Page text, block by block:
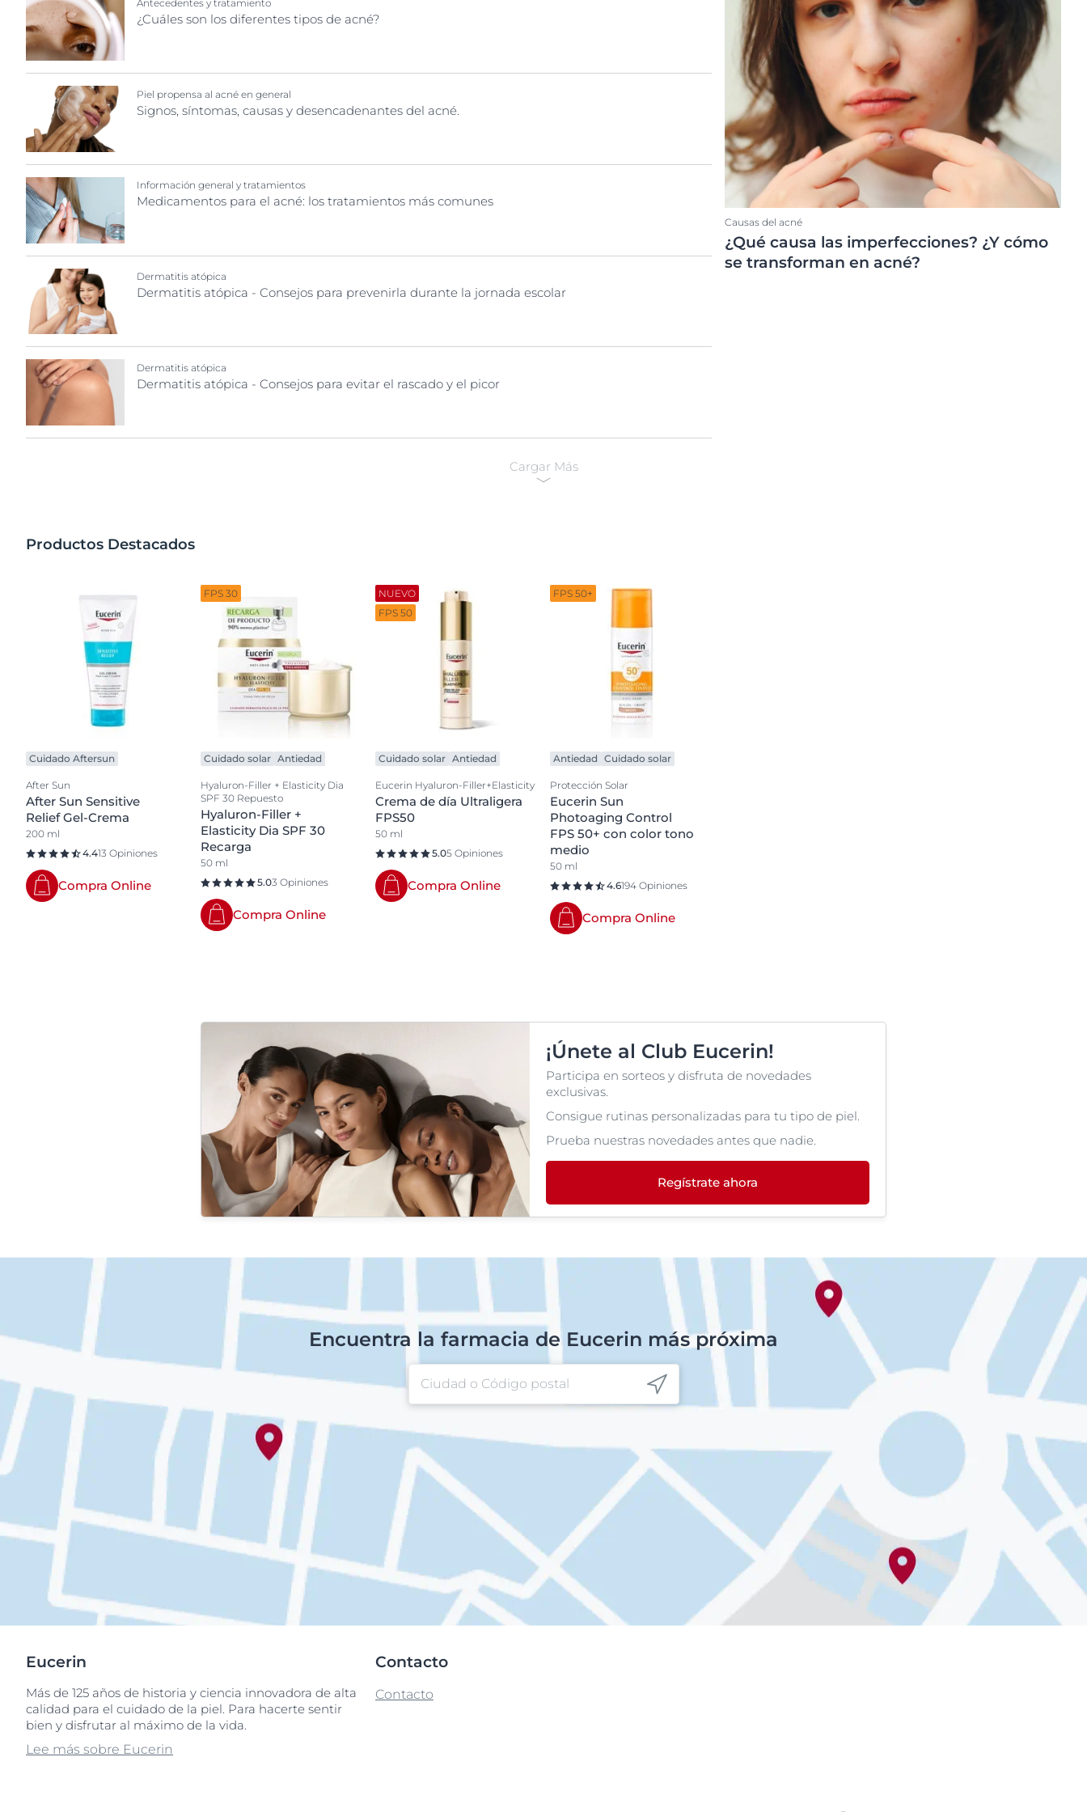
Causas del acné
¿Qué causa las imperfecciones? ¿Y cómo
se transforman en acné?
Antecedentes y tratamiento
¿Cuáles son los diferentes tipos de acné?
Piel propensa al acné en general
Signos, síntomas, causas y desencadenantes del acné.
Información general y tratamientos
Medicamentos para el acné: los tratamientos más comunes
Dermatitis atópica
Dermatitis atópica - Consejos para prevenirla durante la jornada escolar
Dermatitis atópica
Dermatitis atópica - Consejos para evitar el rascado y el picor
Cargar Más
Productos Destacados
Cuidado Aftersun
After Sun
After Sun Sensitive
Relief Gel-Crema
200 ml
4.413 Opiniones
Compra Online
FPS 30
Cuidado solar Antiedad
Hyaluron-Filler + Elasticity Dia
SPF 30 Repuesto
Hyaluron-Filler +
Elasticity Dia SPF 30
Recarga
50 ml
5.03 Opiniones
Compra Online
NUEVO
FPS 50
Cuidado solar Antiedad
Eucerin Hyaluron-Filler+Elasticity
Crema de día Ultraligera
FPS50
50 ml
5.05 Opiniones
Compra Online
FPS 50+
Antiedad Cuidado solar
Protección Solar
Eucerin Sun
Photoaging Control
FPS 50+ con color tono
medio
50 ml
4.6194 Opiniones
Compra Online
¡Únete al Club Eucerin!
Participa en sorteos y disfruta de novedades
exclusivas.
Consigue rutinas personalizadas para tu tipo de piel.
Prueba nuestras novedades antes que nadie.
Regístrate ahora
Encuentra la farmacia de Eucerin más próxima
Eucerin
Más de 125 años de historia y ciencia innovadora de alta
calidad para el cuidado de la piel. Para hacerte sentir
bien y disfrutar al máximo de la vida.
Lee más sobre Eucerin
Contacto
Contacto